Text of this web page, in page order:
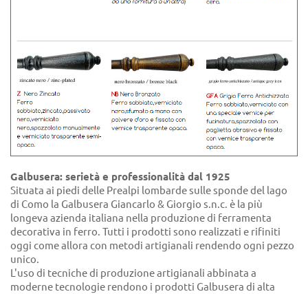
Galbusera: serietà e professionalità dal 1925
Situata ai piedi delle Prealpi lombarde sulle sponde del lago
di Como la Galbusera Giancarlo & Giorgio s.n.c. è la più
longeva azienda italiana nella produzione di ferramenta
decorativa in ferro. Tutti i prodotti sono realizzati e rifiniti
oggi come allora con metodi artigianali rendendo ogni pezzo
unico.
L'uso di tecniche di produzione artigianali abbinata a
moderne tecnologie rendono i prodotti Galbusera di alta